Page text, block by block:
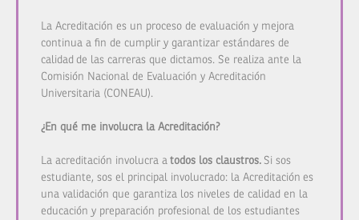
La Acreditación es un proceso de evaluación y mejora
continua a fin de cumplir y garantizar estándares de
calidad de las carreras que dictamos. Se realiza ante la
Comisión Nacional de Evaluación y Acreditación
Universitaria (CONEAU).
¿En qué me involucra la Acreditación?
La acreditación involucra a todos los claustros. Si sos
estudiante, sos el principal involucrado: la Acreditación es
una validación que garantiza los niveles de calidad en la
educación y preparación profesional de los estudiantes